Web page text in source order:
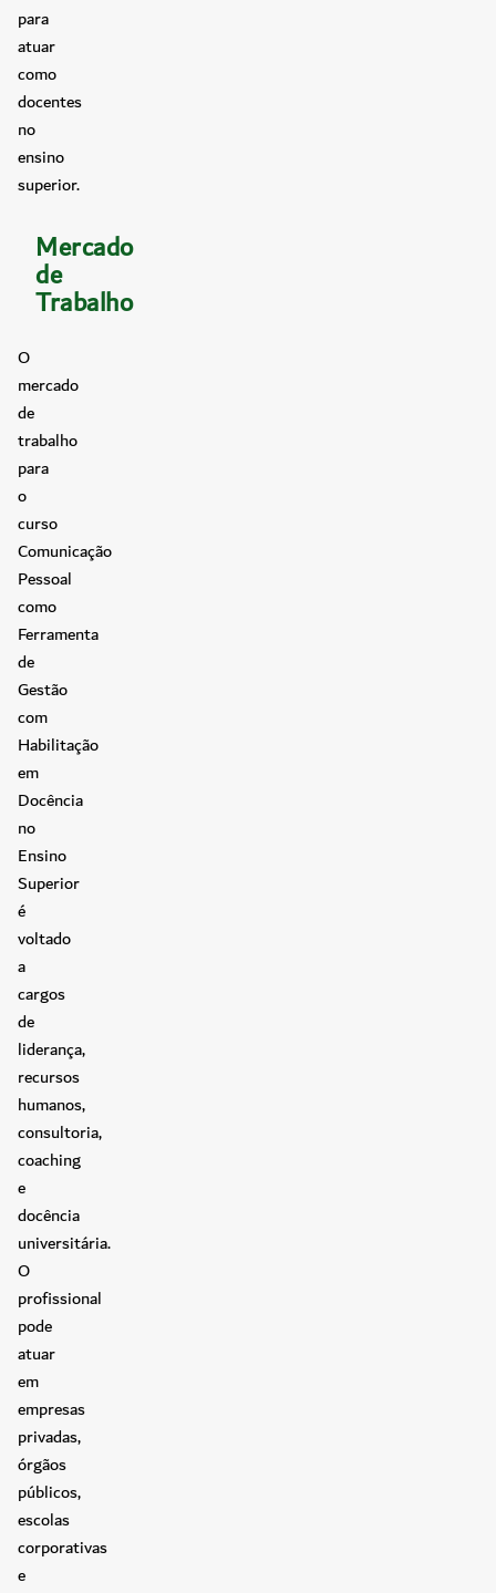
para
atuar
como
docentes
no
ensino
superior.
Mercado
de
Trabalho
O
mercado
de
trabalho
para
o
curso
Comunicação
Pessoal
como
Ferramenta
de
Gestão
com
Habilitação
em
Docência
no
Ensino
Superior
é
voltado
a
cargos
de
liderança,
recursos
humanos,
consultoria,
coaching
e
docência
universitária.
O
profissional
pode
atuar
em
empresas
privadas,
órgãos
públicos,
escolas
corporativas
e